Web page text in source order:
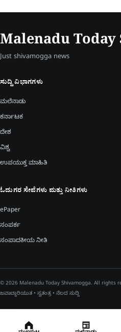
Malenadu Today
Just shivamogga news
ಸುದ್ದಿ ವಿಭಾಗಗಳು
ಮಲೆನಾಡು
ಕರ್ನಾಟಕ
ದೇಶ
ವಿಶ್ವ
ಉಪಯುಕ್ತ ಮಾಹಿತಿ
ಓದುಗರ ಸೇವೆಗಳು ಮತ್ತು ನೀತಿಗಳು
ePaper
ಸಂಪರ್ಕ
ಸಂಪಾದಕೀಯ ನೀತಿ
© 2026 Malenadu Today Shivamogga. All rights
ಜವಾಬ್ದಾರಿಯುತ • ಸ್ವತಂತ್ರ • ನೆಲದ ಸುದ್ದಿ